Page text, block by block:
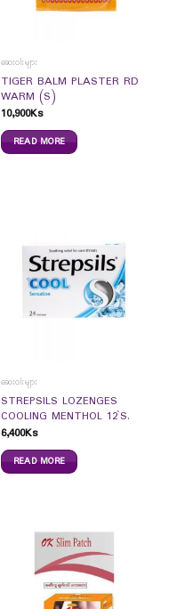
ဆေးဝါးများ
TIGER BALM PLASTER RD
WARM (S)
10,900Ks
READ MORE
ဆေးဝါးများ
STREPSILS LOZENGES
COOLING MENTHOL 12`S.
6,400Ks
READ MORE